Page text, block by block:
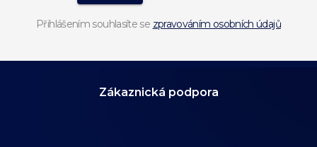
Přihlášením souhlasíte se zpravováním osobních údajů
Zákaznická podpora